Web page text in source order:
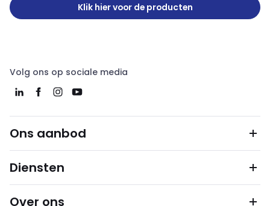
Klik hier voor de producten
Volg ons op sociale media
Ons aanbod
Diensten
Over ons